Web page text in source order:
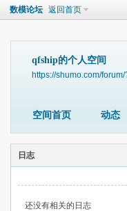
数模论坛 返回首页
qfship的个人空间
https://shumo.com/
空间首页 动态
日志
还没有相关的日志